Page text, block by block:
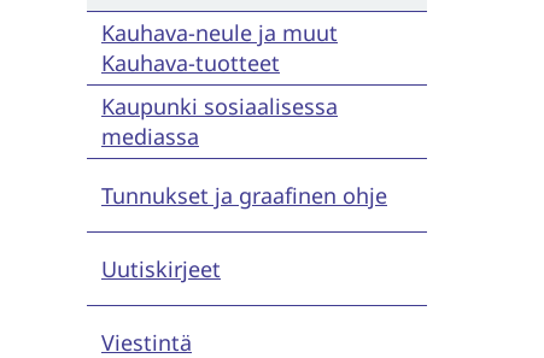
Kauhava-neule ja muut
Kauhava-tuotteet
Kaupunki sosiaalisessa
mediassa
Tunnukset ja graafinen ohje
Uutiskirjeet
Viestintä